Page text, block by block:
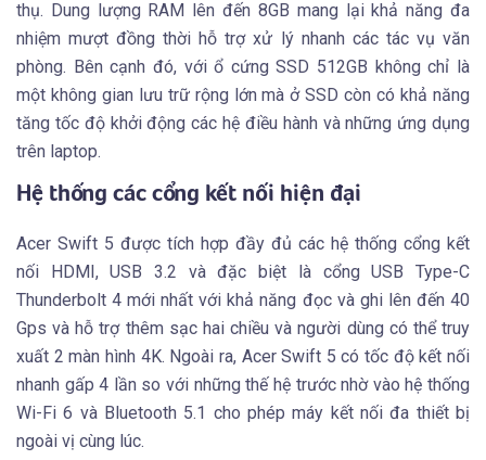
thụ. Dung lượng RAM lên đến 8GB mang lại khả năng đa
nhiệm mượt đồng thời hỗ trợ xử lý nhanh các tác vụ văn
phòng. Bên cạnh đó, với ổ cứng SSD 512GB không chỉ là
một không gian lưu trữ rộng lớn mà ở SSD còn có khả năng
tăng tốc độ khởi động các hệ điều hành và những ứng dụng
trên laptop.
Hệ thống các cổng kết nối hiện đại
Acer Swift 5 được tích hợp đầy đủ các hệ thống cổng kết
nối HDMI, USB 3.2 và đặc biệt là cổng USB Type-C
Thunderbolt 4 mới nhất với khả năng đọc và ghi lên đến 40
Gps và hỗ trợ thêm sạc hai chiều và người dùng có thể truy
xuất 2 màn hình 4K. Ngoài ra, Acer Swift 5 có tốc độ kết nối
nhanh gấp 4 lần so với những thế hệ trước nhờ vào hệ thống
Wi-Fi 6 và Bluetooth 5.1 cho phép máy kết nối đa thiết bị
ngoài vị cùng lúc.